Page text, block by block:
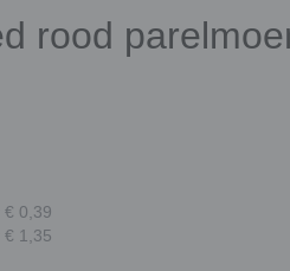
rood
€ 0,39
€ 1,35